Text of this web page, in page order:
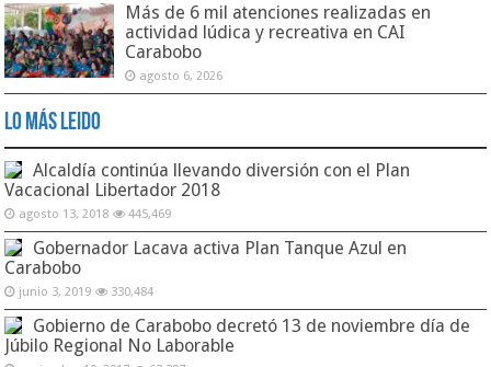
Más de 6 mil atenciones realizadas en
actividad lúdica y recreativa en CAI
Carabobo
agosto 6, 2026
Lo Más Leido
Alcaldía continúa llevando diversión con el Plan
Vacacional Libertador 2018
agosto 13, 2018 445,469
Gobernador Lacava activa Plan Tanque Azul en
Carabobo
junio 3, 2019 330,484
Gobierno de Carabobo decretó 13 de noviembre día de
Júbilo Regional No Laborable